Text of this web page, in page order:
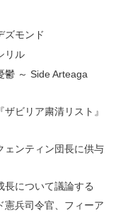
ズモンド
リル
鬱 ～ Side Arteaga
ビリア粛清リスト』
ェンティン団長に供与
長について議論する
兵司令官、フィーア